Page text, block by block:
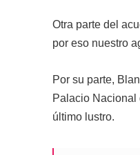
Otra parte del
por eso nuestro
Por su parte,
Palacio Nacional
último lustro.